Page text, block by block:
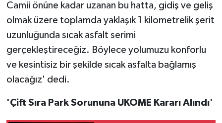
Camii önüne kadar uzanan bu hatta, gidiş ve geliş
olmak üzere toplamda yaklaşık 1 kilometrelik şerit
uzunluğunda sıcak asfalt serimi
gerçekleştireceğiz. Böylece yolumuzu konforlu
ve kesintisiz bir şekilde sıcak asfalta bağlamış
olacağız' dedi.
'Çift Sıra Park Sorununa UKOME Kararı Alındı'